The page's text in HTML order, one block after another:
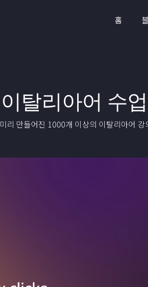
홈
이탈리아어 수
미리 만들어진 1000개 이상의 이탈리아어